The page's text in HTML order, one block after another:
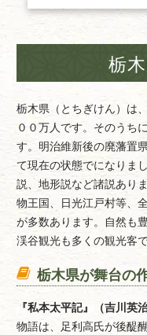
栃
栃木県（とちぎけん）は
００万人です。そのうち
す。明治維新後の廃藩置
て現在の状態でになりま
説、地形説など諸説あり
物王国、日光江戸村等、
が多数あります。自然も
渓谷観光も多くの観光客
栃木県が舞台の
『私本太平記』（吉川英治
物語は、足利高氏が後醍